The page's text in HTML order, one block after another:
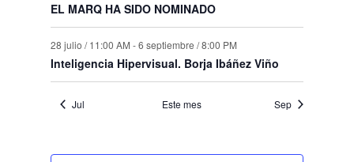
EL MARQ HA SIDO NOMINADO
28 julio / 11:00 AM -6 septiembre / 8:00 PM
Inteligencia Hipervisual. Borja Ibáñez Viño
Jul Este mes Sep